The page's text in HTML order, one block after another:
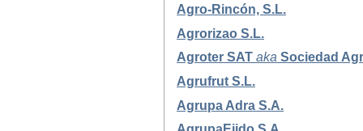
Agro-Rincón, S.L.
Agrorizao S.L.
Agroter SAT aka Sociedad
Agrufrut S.L.
Agrupa Adra S.A.